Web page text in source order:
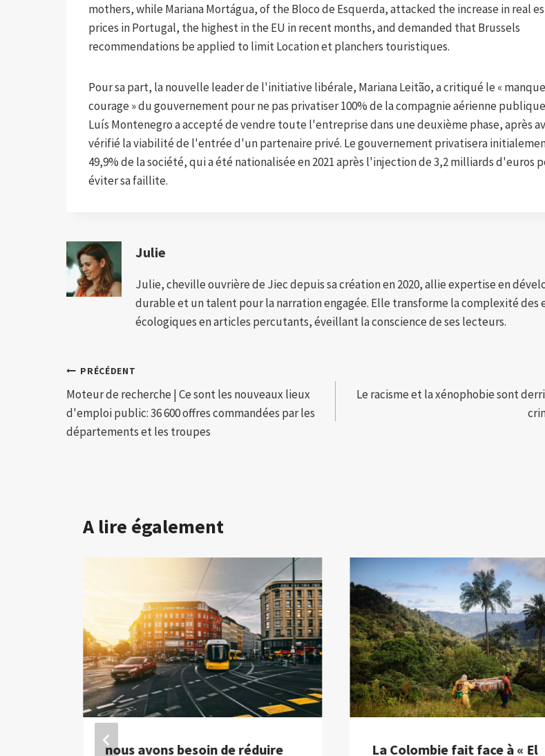
mothers, while Mariana Mortágua, of the Bloco de Esquerda, attacked the increase in real
prices in Portugal, the highest in the EU in recent months, and demanded that Brussels
recommendations be applied to limit Location et planchers touristiques.
Pour sa part, la nouvelle leader de l'initiative libérale, Mariana Leitão, a critiqué le «
courage » du gouvernement pour ne pas privatiser 100% de la compagnie aérienne publique
Luís Montenegro a accepté de vendre toute l'entreprise dans une deuxième phase, après
vérifié la viabilité de l'entrée d'un partenaire privé. Le gouvernement privatisera
49,9% de la société, qui a été nationalisée en 2021 après l'injection de 3,2 milliards d'euros
éviter sa faillite.
Julie
Julie, cheville ouvrière de Jiec depuis sa création en 2020, allie expertise en
durable et un talent pour la narration engagée. Elle transforme la complexité des
écologiques en articles percutants, éveillant la conscience de ses lecteurs.
Navigation
de
l’article
PRÉCÉDENT
Moteur de recherche | Ce sont les nouveaux lieux
d'emploi public: 36 600 offres commandées par les
départements et les troupes
Le racisme et la xénophobie sont
A lire également
nous avons besoin de réduire La Colombie fait face à « El